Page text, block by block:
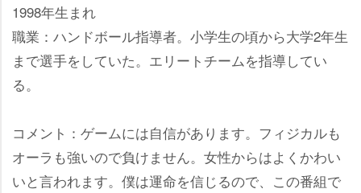
1998年生まれ
職業：ハンドボール指導者。小学生の頃から大学2年生
まで選手をしていた。エリートチームを指導してい
る。
コメント：ゲームには自信があります。フィジカルも
オーラも強いので負けません。女性からはよくかわい
いと言われます。僕は運命を信じるので、この番組で